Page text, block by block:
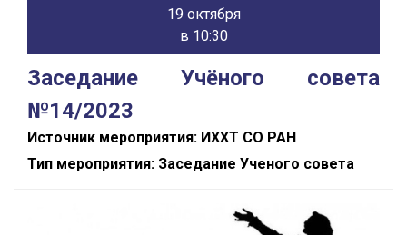
19 октября
в 10:30
Заседание Учёного совета
№14/2023
Источник мероприятия: ИХХТ СО РАН
Тип мероприятия: Заседание Ученого совета